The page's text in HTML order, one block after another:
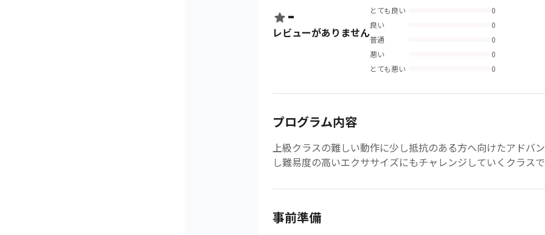
-
レビューがありません
とても良い
0
良い
0
普通
0
悪い
0
とても悪い
0
プログラム内容
上級クラスの難しい動作に少し抵抗のある方へ向けたアドバ
し難易度の高いエクササイズにもチャレンジしていくクラスで
事前準備